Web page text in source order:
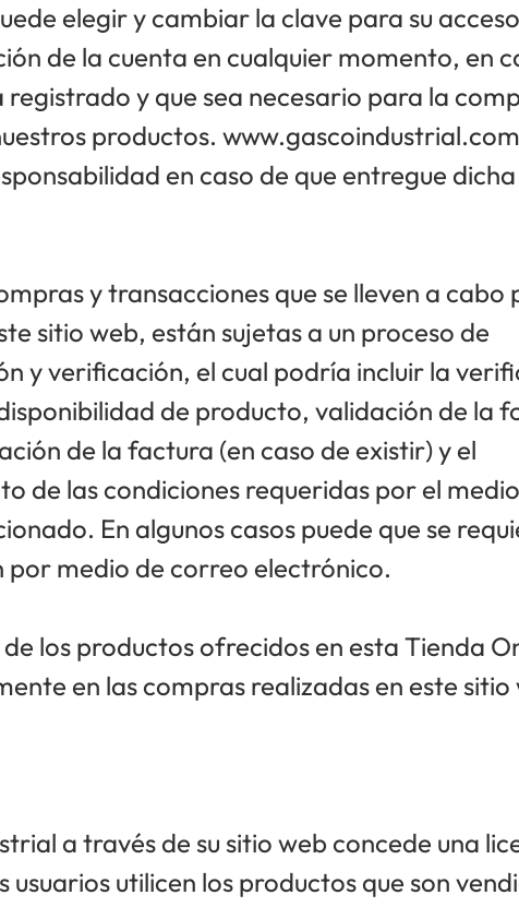
elegir y cambiar la clave para su
de la cuenta en cualquier momento, en
registrado y que sea necesario para la
productos. www.gascoindustrial.com
en caso de que entregue
y transacciones que se lleven a cabo
sitio web, están sujetas a un proceso de
y verificación, el cual podría incluir la
de producto, validación de la
de la factura (en caso de existir) y el
de las condiciones requeridas por el
En algunos casos puede que se
por medio de correo electrónico.
los productos ofrecidos en esta Tienda
en las compras realizadas en este sitio
a través de su sitio web concede una
usuarios utilicen los productos que son